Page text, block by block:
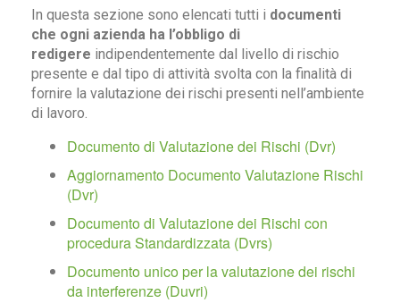
In questa sezione sono elencati tutti i documenti
che ogni azienda ha l’obbligo di
redigere indipendentemente dal livello di rischio
presente e dal tipo di attività svolta con la finalità di
fornire la valutazione dei rischi presenti nell’ambiente
di lavoro.
Documento di Valutazione dei Rischi (Dvr)
Aggiornamento Documento Valutazione Rischi
(Dvr)
Documento di Valutazione dei Rischi con
procedura Standardizzata (Dvrs)
Documento unico per la valutazione dei rischi
da interferenze (Duvri)